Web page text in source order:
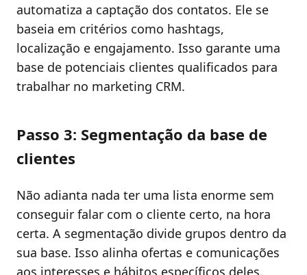
automatiza a captação dos contatos. Ele se
baseia em critérios como hashtags,
localização e engajamento. Isso garante uma
base de potenciais clientes qualificados para
trabalhar no marketing CRM.
Passo 3: Segmentação da base de
clientes
Não adianta nada ter uma lista enorme sem
conseguir falar com o cliente certo, na hora
certa. A segmentação divide grupos dentro da
sua base. Isso alinha ofertas e comunicações